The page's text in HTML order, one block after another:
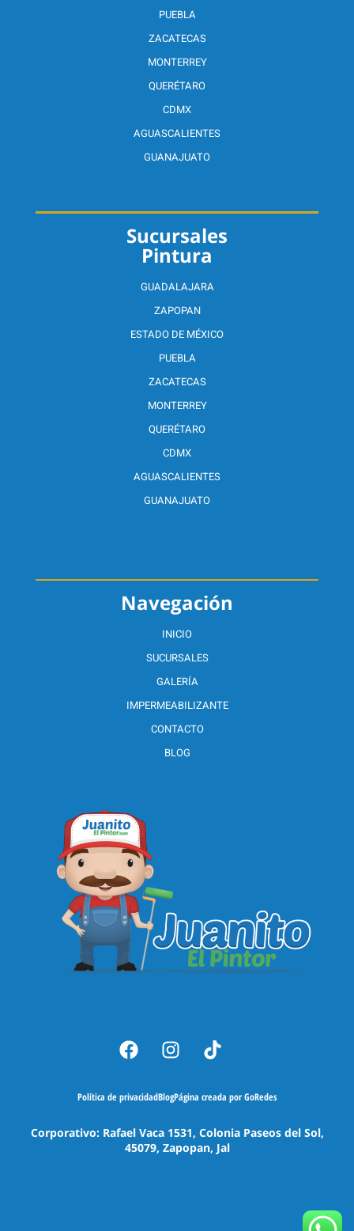
Navegación
INICIO
SUCURSALES
GALERÍA
IMPERMEABILIZANTE
CONTACTO
BLOG
Sucursales
Pintura
GUADALAJARA
ZAPOPAN
ESTADO DE MÉXICO
PUEBLA
ZACATECAS
MONTERREY
QUERÉTARO
CDMX
AGUASCALIENTES
GUANAJUATO
PUEBLA
ZACATECAS
MONTERREY
QUERÉTARO
CDMX
AGUASCALIENTES
GUANAJUATO
Política de privacidadBlogPágina creada por GoRedes
Corporativo: Rafael Vaca 1531, Colonia Paseos del Sol,
45079, Zapopan, Jal